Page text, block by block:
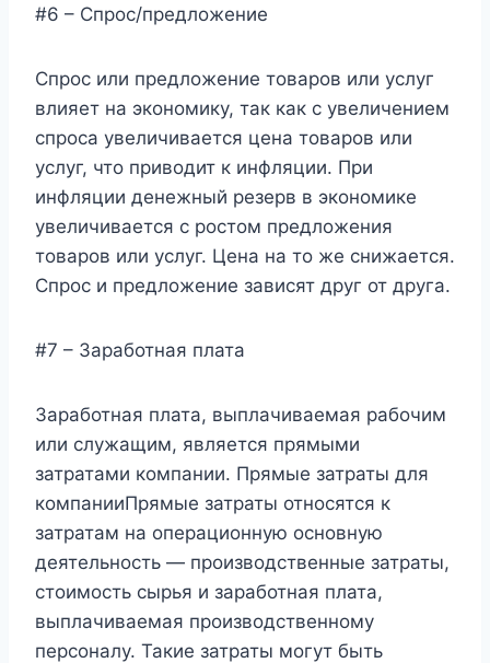
#6 – Спрос/предложение
Спрос или предложение товаров или услуг
влияет на экономику, так как с увеличением
спроса увеличивается цена товаров или
услуг, что приводит к инфляции. При
инфляции денежный резерв в экономике
увеличивается с ростом предложения
товаров или услуг. Цена на то же снижается.
Спрос и предложение зависят друг от друга.
#7 – Заработная плата
Заработная плата, выплачиваемая рабочим
или служащим, является прямыми
затратами компании. Прямые затраты для
компанииПрямые затраты относятся к
затратам на операционную основную
деятельность — производственные затраты,
стоимость сырья и заработная плата,
выплачиваемая производственному
персоналу. Такие затраты могут быть